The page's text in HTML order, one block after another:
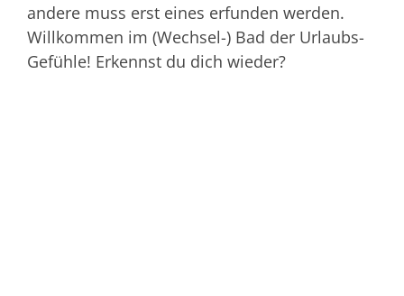
andere muss erst eines erfunden werden.
Willkommen im (Wechsel-) Bad der Urlaubs-
Gefühle! Erkennst du dich wieder?